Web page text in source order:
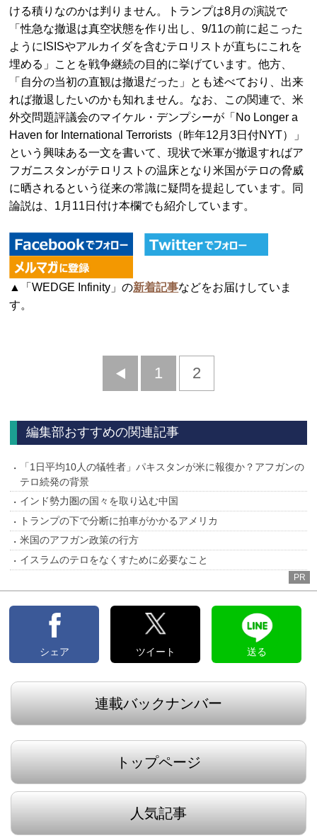
ける積りなのかは判りません。トランプは8月の演説で
「性急な撤退は真空状態を作り出し、9/11の前に起こった
ようにISISやアルカイダを含むテロリストが直ちにこれを
埋める」ことを戦争継続の目的に挙げています。他方、
「自分の当初の直観は撤退だった」とも述べており、出来
れば撤退したいのかも知れません。なお、この関連で、米
外交問題評議会のマイケル・デンプシーが「No Longer a
Haven for International Terrorists（昨年12月3日付NYT）」
という興味ある一文を書いて、現状で米軍が撤退すればア
フガニスタンがテロリストの温床となり米国がテロの脅威
に晒されるという従来の常識に疑問を提起しています。同
論説は、1月11日付け本欄でも紹介しています。
▲「WEDGE Infinity」の新着記事などをお届けしていま
す。
前
1 2
編集部おすすめの関連記事
「1日平均10人の犠牲者」パキスタンが米に報復か？アフガンの
テロ続発の背景
インド勢力圏の国々を取り込む中国
トランプの下で分断に拍車がかかるアメリカ
米国のアフガン政策の行方
イスラムのテロをなくすために必要なこと
PR
シェア ツイート 送る
連載バックナンバー
トップページ
人気記事